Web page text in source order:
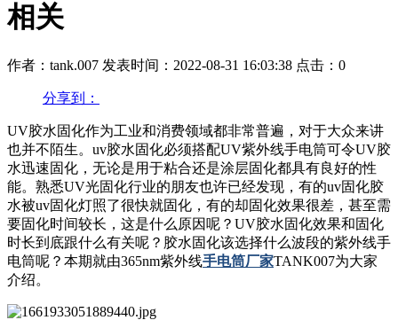
相关
作者：tank.007 发表时间：2022-08-31 16:03:38 点击：0
分享到：
UV胶水固化作为工业和消费领域都非常普遍，对于大众来讲
也并不陌生。uv胶水固化必须搭配UV紫外线手电筒可令UV胶
水迅速固化，无论是用于粘合还是涂层固化都具有良好的性
能。熟悉UV光固化行业的朋友也许已经发现，有的uv固化胶
水被uv固化灯照了很快就固化，有的却固化效果很差，甚至需
要固化时间较长，这是什么原因呢？UV胶水固化效果和固化
时长到底跟什么有关呢？胶水固化该选择什么波段的紫外线手
电筒呢？本期就由365nm紫外线手电筒厂家TANK007为大家
介绍。